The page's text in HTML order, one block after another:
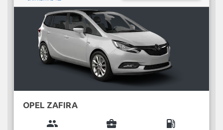
OPEL ZAFIRA
group business_center local_gas_station